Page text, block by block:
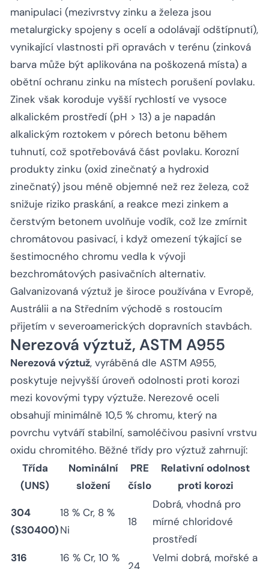
manipulaci (mezivrstvy zinku a železa jsou
metalurgicky spojeny s ocelí a odolávají odštípnutí),
vynikající vlastnosti při opravách v terénu (zinková
barva může být aplikována na poškozená místa) a
obětní ochranu zinku na místech porušení povlaku.
Zinek však koroduje vyšší rychlostí ve vysoce
alkalickém prostředí (pH > 13) a je napadán
alkalickým roztokem v pórech betonu během
tuhnutí, což spotřebovává část povlaku. Korozní
produkty zinku (oxid zinečnatý a hydroxid
zinečnatý) jsou méně objemné než rez železa, což
snižuje riziko praskání, a reakce mezi zinkem a
čerstvým betonem uvolňuje vodík, což lze zmírnit
chromátovou pasivací, i když omezení týkající se
šestimocného chromu vedla k vývoji
bezchromátových pasivačních alternativ.
Galvanizovaná výztuž je široce používána v Evropě,
Austrálii a na Středním východě s rostoucím
přijetím v severoamerických dopravních stavbách.
Nerezová výztuž, ASTM A955
Nerezová výztuž, vyráběná dle ASTM A955,
poskytuje nejvyšší úroveň odolnosti proti korozi
mezi kovovými typy výztuže. Nerezové oceli
obsahují minimálně 10,5 % chromu, který na
povrchu vytváří stabilní, samoléčivou pasivní vrstvu
oxidu chromitého. Běžné třídy pro výztuž zahrnují:
Třída
(UNS)
Nominální
složení
PRE
číslo
Relativní odolnost
proti korozi
304
(S30400)
18 % Cr, 8 %
Ni
18
Dobrá, vhodná pro
mírné chloridové
prostředí
316
16 % Cr, 10 %
24
Velmi dobrá, mořské a